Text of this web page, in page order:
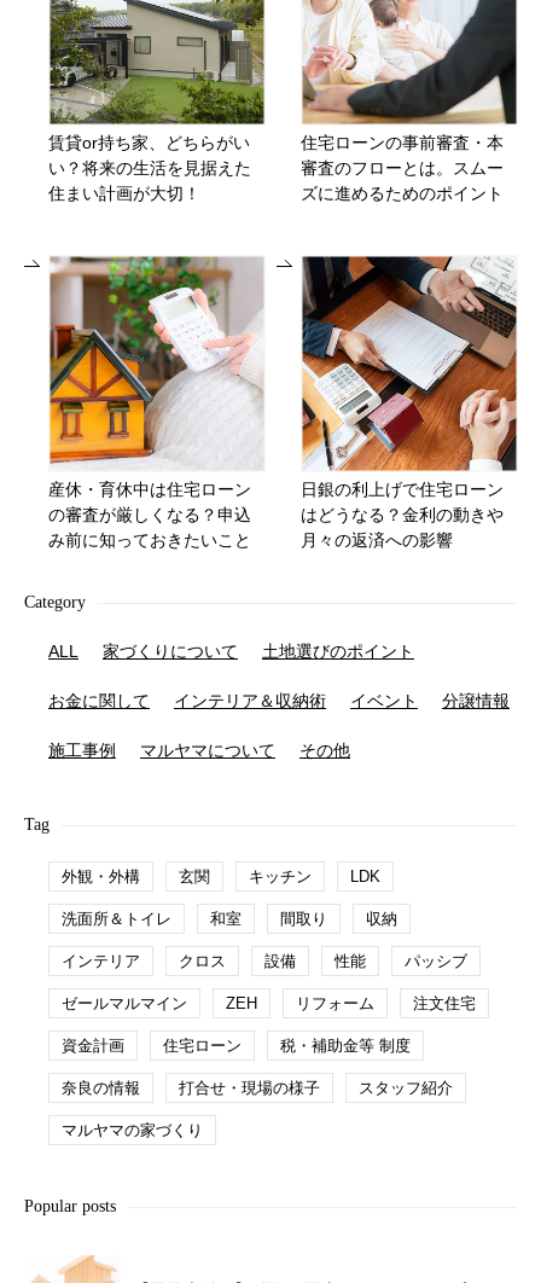
賃貸or持ち家、どちらがい
い？将来の生活を見据えた
住まい計画が大切！
住宅ローンの事前審査・本
審査のフローとは。スムー
ズに進めるためのポイント
産休・育休中は住宅ローン
の審査が厳しくなる？申込
み前に知っておきたいこと
日銀の利上げで住宅ローン
はどうなる？金利の動きや
月々の返済への影響
Category
ALL 家づくりについて 土地選びのポイント
お金に関して インテリア＆収納術 イベント 分譲情報
施工事例 マルヤマについて その他
Tag
外観・外構 玄関 キッチン LDK
洗面所＆トイレ 和室 間取り 収納
インテリア クロス 設備 性能 パッシブ
ゼールマルマイン ZEH リフォーム 注文住宅
資金計画 住宅ローン 税・補助金等 制度
奈良の情報 打合せ・現場の様子 スタッフ紹介
マルヤマの家づくり
Popular posts